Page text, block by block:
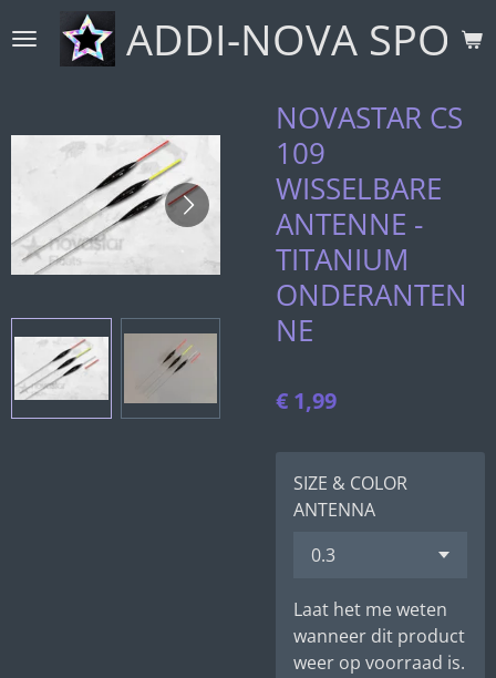
direct
ADDI-NOVA
NOVASTAR CS
109
WISSELBARE
ANTENNE -
TITANIUM
ONDERANTEN
NE
€ 1,99
SIZE & COLOR
ANTENNA
Laat het me weten
wanneer dit product
weer op voorraad is.